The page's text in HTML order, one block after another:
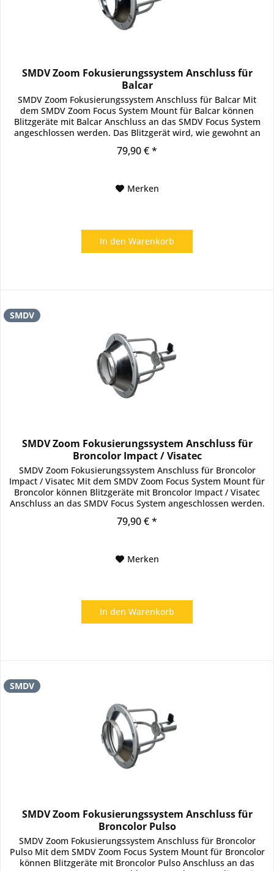
SMDV Zoom Fokusierungssystem Anschluss für
Balcar
SMDV Zoom Fokusierungssystem Anschluss für Balcar Mit
dem SMDV Zoom Focus System Mount für Balcar können
Blitzgeräte mit Balcar Anschluss an das SMDV Focus System
angeschlossen werden. Das Blitzgerät wird, wie gewohnt an
79,90 € *
Merken
In den Warenkorb
SMDV
SMDV Zoom Fokusierungssystem Anschluss für
Broncolor Impact / Visatec
SMDV Zoom Fokusierungssystem Anschluss für Broncolor
Impact / Visatec Mit dem SMDV Zoom Focus System Mount für
Broncolor können Blitzgeräte mit Broncolor Impact / Visatec
Anschluss an das SMDV Focus System angeschlossen werden.
79,90 € *
Merken
In den Warenkorb
SMDV
SMDV Zoom Fokusierungssystem Anschluss für
Broncolor Pulso
SMDV Zoom Fokusierungssystem Anschluss für Broncolor
Pulso Mit dem SMDV Zoom Focus System Mount für Broncolor
können Blitzgeräte mit Broncolor Pulso Anschluss an das